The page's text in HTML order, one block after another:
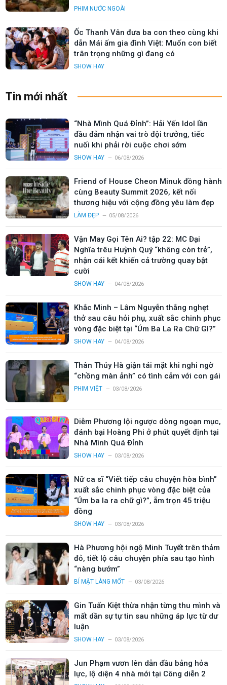
PHIM NƯỚC NGOÀI
Ốc Thanh Vân đưa ba con theo cùng khi
dẫn Mái ấm gia đình Việt: Muốn con biết
trân trọng những gì đang có
SHOW HAY
Tin mới nhất
“Nhà Mình Quá Đỉnh”: Hải Yến Idol lần
đầu đảm nhận vai trò đội trưởng, tiếc
nuối khi phải rời cuộc chơi sớm
SHOW HAY 06/08/2026
Friend of House Cheon Minuk đồng hành
cùng Beauty Summit 2026, kết nối
thương hiệu với cộng đồng yêu làm đẹp
LÀM ĐẸP 05/08/2026
Vận May Gọi Tên Ai? tập 22: MC Đại
Nghĩa trêu Huỳnh Quý “không còn trẻ”,
nhận cái kết khiến cả trường quay bật
cười
SHOW HAY 04/08/2026
Khắc Minh – Lâm Nguyễn thắng nghẹt
thở sau câu hỏi phụ, xuất sắc chinh phục
vòng đặc biệt tại “Úm Ba La Ra Chữ Gì?”
SHOW HAY 04/08/2026
Thân Thúy Hà giận tái mặt khi nghi ngờ
“chồng màn ảnh” có tình cảm với con gái
PHIM VIỆT 03/08/2026
Diễm Phương lội ngược dòng ngoạn mục,
đánh bại Hoàng Phi ở phút quyết định tại
Nhà Mình Quá Đỉnh
SHOW HAY 03/08/2026
Nữ ca sĩ “Viết tiếp câu chuyện hòa bình”
xuất sắc chinh phục vòng đặc biệt của
“Úm ba la ra chữ gì?”, ẵm trọn 45 triệu
đồng
SHOW HAY 03/08/2026
Hà Phương hội ngộ Minh Tuyết trên thảm
đỏ, tiết lộ câu chuyện phía sau tạo hình
“nàng bướm”
BÍ MẬT LÀNG MỐT 03/08/2026
Gin Tuấn Kiệt thừa nhận từng thu mình và
mất dần sự tự tin sau những áp lực từ dư
luận
SHOW HAY 03/08/2026
Jun Phạm vươn lên dẫn đầu bảng hỏa
lực, lộ diện 4 nhà mới tại Công diễn 2